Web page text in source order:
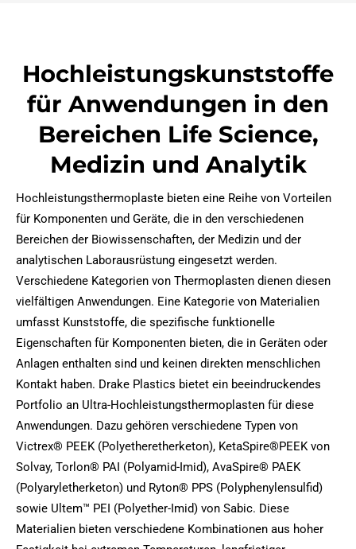
Hochleistungskunststoffe
für Anwendungen in den
Bereichen Life Science,
Medizin und Analytik
Hochleistungsthermoplaste bieten eine Reihe von Vorteilen
für Komponenten und Geräte, die in den verschiedenen
Bereichen der Biowissenschaften, der Medizin und der
analytischen Laborausrüstung eingesetzt werden.
Verschiedene Kategorien von Thermoplasten dienen diesen
vielfältigen Anwendungen. Eine Kategorie von Materialien
umfasst Kunststoffe, die spezifische funktionelle
Eigenschaften für Komponenten bieten, die in Geräten oder
Anlagen enthalten sind und keinen direkten menschlichen
Kontakt haben. Drake Plastics bietet ein beeindruckendes
Portfolio an Ultra-Hochleistungsthermoplasten für diese
Anwendungen. Dazu gehören verschiedene Typen von
Victrex® PEEK (Polyetheretherketon), KetaSpire®PEEK von
Solvay, Torlon® PAI (Polyamid-Imid), AvaSpire® PAEK
(Polyaryletherketon) und Ryton® PPS (Polyphenylensulfid)
sowie Ultem™ PEI (Polyether-Imid) von Sabic. Diese
Materialien bieten verschiedene Kombinationen aus hoher